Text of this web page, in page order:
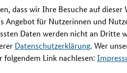
dass wir Ihre Besuche auf
Angebot für Nutzerinnen und
Daten werden nicht an Dritte
Datenschutzerklärung. Wer
Link nachlesen:
der Schizophrenie